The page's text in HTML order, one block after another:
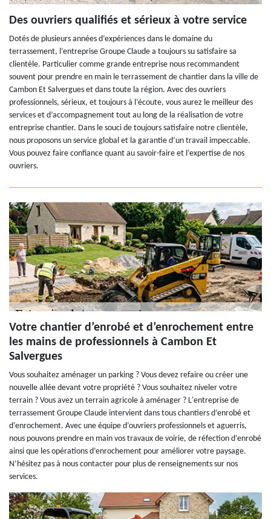
Des ouvriers qualifiés et sérieux à votre service
Dotés de plusieurs années d’expériences dans le domaine du
terrassement, l’entreprise Groupe Claude a toujours su satisfaire sa
clientèle. Particulier comme grande entreprise nous recommandent
souvent pour prendre en main le terrassement de chantier dans la ville de
Cambon Et Salvergues et dans toute la région. Avec des ouvriers
professionnels, sérieux, et toujours à l’écoute, vous aurez le meilleur des
services et d’accompagnement tout au long de la réalisation de votre
entreprise chantier. Dans le souci de toujours satisfaire notre clientèle,
nous proposons un service global et la garantie d’un travail impeccable.
Vous pouvez faire confiance quant au savoir-faire et l’expertise de nos
ouvriers.
Votre chantier d’enrobé et d’enrochement entre
les mains de professionnels à Cambon Et
Salvergues
Vous souhaitez aménager un parking ? Vous devez refaire ou créer une
nouvelle allée devant votre propriété ? Vous souhaitez niveler votre
terrain ? Vous avez un terrain agricole à aménager ? L'entreprise de
terrassement Groupe Claude intervient dans tous chantiers d’enrobé et
d’enrochement. Avec une équipe d’ouvriers professionnels et aguerris,
nous pouvons prendre en main vos travaux de voirie, de réfection d’enrobé
ainsi que les opérations d’enrochement pour améliorer votre paysage.
N’hésitez pas à nous contacter pour plus de renseignements sur nos
services.